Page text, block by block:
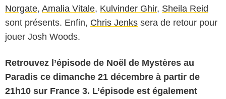
Norgate, Amalia Vitale, Kulvinder Ghir, Sheila Reid
sont présents. Enfin, Chris Jenks sera de retour pour
jouer Josh Woods.
Retrouvez l’épisode de Noël de Mystères au
Paradis ce dimanche 21 décembre à partir de
21h10 sur France 3. L’épisode est également